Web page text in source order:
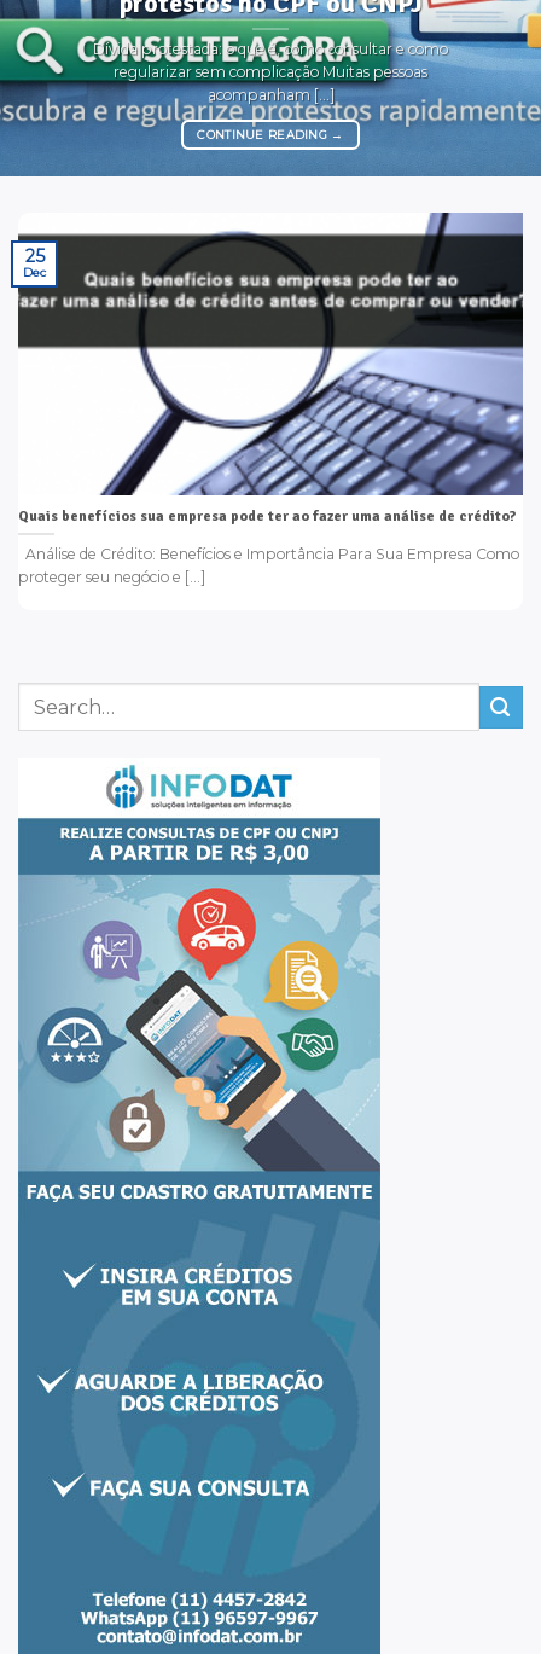
Dívida protestada: o que é, como consultar e como
regularizar sem complicação Muitas pessoas
acompanham [...]
CONTINUE READING →
Quais benefícios sua empresa pode ter ao fazer uma análise de crédito?
Análise de Crédito: Benefícios e Importância Para Sua Empresa Como
proteger seu negócio e [...]
25
Dec